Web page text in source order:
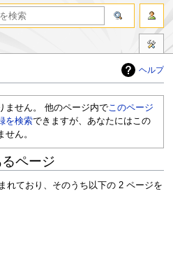
ヘルプ
ません。 他のページ内で このページ
を検索できますが、あなたにはこの
ん。
ページ
れており、そのうち以下の 2 ページを